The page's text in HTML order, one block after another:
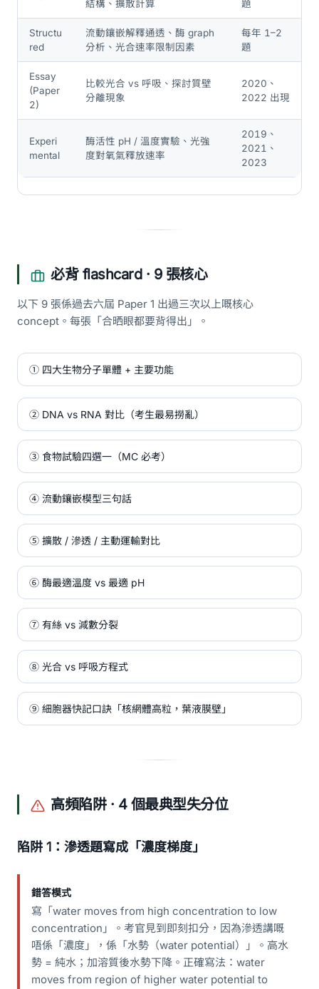
結構、擴散計算 題
Structu
red
流動鑲嵌解釋通透、酶 graph
分析、光合速率限制因素
每年 1–2
題
Essay
(Paper
2)
比較光合 vs 呼吸、探討質壁
分離現象
2020、
2022 出現
Experi
mental
酶活性 pH / 溫度實驗、光強
度對氧氣釋放速率
2019、
2021、
2023
必背 flashcard · 9 張核心
以下 9 張係過去六屆 Paper 1 出過三次以上嘅核心
concept。每張「合晒眼都要背得出」。
① 四大生物分子單體 + 主要功能
② DNA vs RNA 對比（考生最易撈亂）
③ 食物試驗四選一（MC 必考）
④ 流動鑲嵌模型三句話
⑤ 擴散 / 滲透 / 主動運輸對比
⑥ 酶最適溫度 vs 最適 pH
⑦ 有絲 vs 減數分裂
⑧ 光合 vs 呼吸方程式
⑨ 細胞器快記口訣「核網體高粒，葉液膜壁」
高頻陷阱 · 4 個最典型失分位
陷阱 1：滲透題寫成「濃度梯度」
錯答模式
寫「water moves from high concentration to low
concentration」。考官見到即刻扣分，因為滲透講嘅
唔係「濃度」，係「水勢（water potential）」。高水
勢 = 純水；加溶質後水勢下降。正確寫法：water
moves from region of higher water potential to